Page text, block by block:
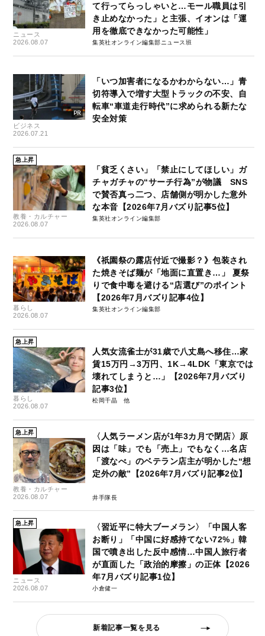
ニュース
2026.08.07
て行ってらっしゃいと…モール職員は引
き止めなかった」と主張、イオンは「運
用を徹底できなかった可能性」
集英社オンライン編集部ニュース班
ビジネス
2026.07.21
「いつ加害者になるかわからない…」青
切符導入で増す大型トラックの不安、自
転車“車道走行時代”に求められる新たな
安全対策
急上昇
教養・カルチャー
2026.08.07
「貧乏くさい」「禁止にしてほしい」ガ
チャガチャの“サーチ行為”が物議 SNS
で賛否真っ二つ、店舗側が明かした意外
な本音【2026年7月バズり記事5位】
集英社オンライン編集部
暮らし
2026.08.07
《祇園祭の露店付近で撮影？》包装され
た焼きそば麺が「地面に直置き…」 夏祭
りで食中毒を避ける“店選び”のポイント
【2026年7月バズり記事4位】
集英社オンライン編集部
急上昇
暮らし
2026.08.07
人気女流雀士が31歳で八丈島へ移住…家
賃15万円→3万円、1K→4LDK「東京では
壊れてしまうと…」【2026年7月バズり
記事3位】
松岡千晶
急上昇
教養・カルチャー
2026.08.07
〈人気ラーメン店が1年3カ月で閉店〉原
因は「味」でも「売上」でもなく…名店
「渡なべ」のベテラン店主が明かした“想
定外の敵”【2026年7月バズり記事2位】
井手隊長
急上昇
ニュース
2026.08.07
〈習近平に特大ブーメラン〉「中国人客
お断り」「中国に好感持てない72%」韓
国で噴き出した反中感情…中国人旅行者
が直面した「政治的摩擦」の正体【2026
年7月バズり記事1位】
小倉健一
新着記事一覧を見る